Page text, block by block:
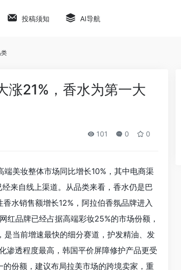
投稿须知 AI导航
涨21%，香水为第一大
101 0 0
美妆整体市场同比增长10%，其中电商渠
来自线上渠道。从品类来看，香水仍是巴
水销售额增长12%，阿拉伯香氛品牌进入
红品牌已经占据高端彩妆25%的市场份额，
当前增速最快的细分赛道，护发精油、发
渗透程度最高，韩国平价屏障修护产品更受
份额，建议布局拉美市场的跨境卖家，重